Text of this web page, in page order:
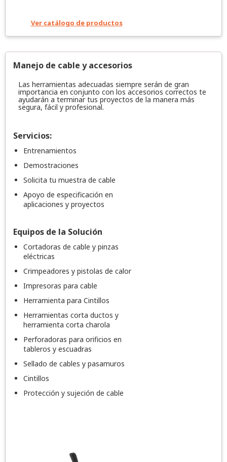
Ver catálogo de productos
Manejo de cable y accesorios
Las herramientas adecuadas siempre serán de gran
importancia en conjunto con los accesorios correctos te
ayudarán a terminar tus proyectos de la manera más
segura, fácil y profesional.
Servicios:
Entrenamientos
Demostraciones
Solicita tu muestra de cable
Apoyo de especificación en
aplicaciones y proyectos
Equipos de la Solución
Cortadoras de cable y pinzas
eléctricas
Crimpeadores y pistolas de calor
Impresoras para cable
Herramienta para Cintillos
Herramientas corta ductos y
herramienta corta charola
Perforadoras para orificios en
tableros y escuadras
Sellado de cables y pasamuros
Cintillos
Protección y sujeción de cable